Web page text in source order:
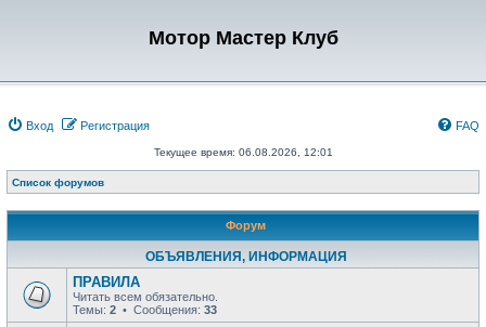
Мотор Мастер Клуб
Вход Регистрация FAQ
Текущее время: 06.08.2026, 12:01
Список форумов
Форум
ОБЪЯВЛЕНИЯ, ИНФОРМАЦИЯ
ПРАВИЛА
Читать всем обязательно.
Темы: 2 • Сообщения: 33